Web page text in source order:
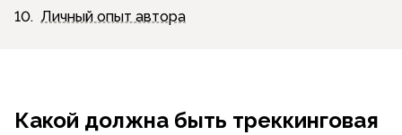
10. Личный опыт автора
Какой должна быть треккинговая